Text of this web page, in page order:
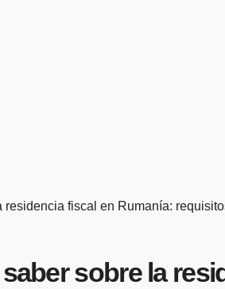
fiscal en Rumanía:
sobre la